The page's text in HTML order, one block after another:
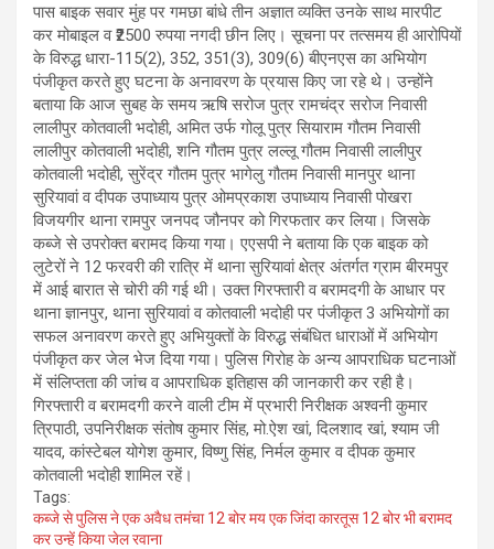
पास बाइक सवार मुंह पर गमछा बांधे तीन अज्ञात व्यक्ति उनके साथ मारपीट
कर मोबाइल व ₹2500 रुपया नगदी छीन लिए। सूचना पर तत्समय ही आरोपियों
के विरुद्ध धारा-115(2), 352, 351(3), 309(6) बीएनएस का अभियोग
पंजीकृत करते हुए घटना के अनावरण के प्रयास किए जा रहे थे। उन्होंने
बताया कि आज सुबह के समय ऋषि सरोज पुत्र रामचंद्र सरोज निवासी
लालीपुर कोतवाली भदोही, अमित उर्फ गोलू पुत्र सियाराम गौतम निवासी
लालीपुर कोतवाली भदोही, शनि गौतम पुत्र लल्लू गौतम निवासी लालीपुर
कोतवाली भदोही, सुरेंद्र गौतम पुत्र भागेलु गौतम निवासी मानपुर थाना
सुरियावां व दीपक उपाध्याय पुत्र ओमप्रकाश उपाध्याय निवासी पोखरा
विजयगीर थाना रामपुर जनपद जौनपर को गिरफतार कर लिया। जिसके
कब्जे से उपरोक्त बरामद किया गया। एएसपी ने बताया कि एक बाइक को
लुटेरों ने 12 फरवरी की रात्रि में थाना सुरियावां क्षेत्र अंतर्गत ग्राम बीरमपुर
में आई बारात से चोरी की गई थी। उक्त गिरफ्तारी व बरामदगी के आधार पर
थाना ज्ञानपुर, थाना सुरियावां व कोतवाली भदोही पर पंजीकृत 3 अभियोगों का
सफल अनावरण करते हुए अभियुक्तों के विरुद्ध संबंधित धाराओं में अभियोग
पंजीकृत कर जेल भेज दिया गया। पुलिस गिरोह के अन्य आपराधिक घटनाओं
में संलिप्तता की जांच व आपराधिक इतिहास की जानकारी कर रही है।
गिरफ्तारी व बरामदगी करने वाली टीम में प्रभारी निरीक्षक अश्वनी कुमार
त्रिपाठी, उपनिरीक्षक संतोष कुमार सिंह, मो.ऐश खां, दिलशाद खां, श्याम जी
यादव, कांस्टेबल योगेश कुमार, विष्णु सिंह, निर्मल कुमार व दीपक कुमार
कोतवाली भदोही शामिल रहें।
Tags:
कब्जे से पुलिस ने एक अवैध तमंचा 12 बोर मय एक जिंदा कारतूस 12 बोर भी बरामद
कर उन्हें किया जेल रवाना